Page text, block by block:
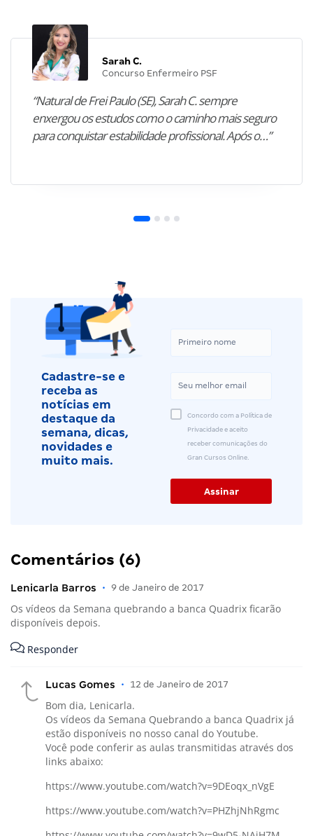
Sarah C.
Concurso Enfermeiro PSF
“Natural de Frei Paulo (SE), Sarah C. sempre
enxergou os estudos como o caminho mais seguro
para conquistar estabilidade profissional. Após o…”
Cadastre-se e
receba as
notícias em
destaque da
semana, dicas,
novidades e
muito mais.
Concordo com a Política de
Privacidade e aceito
receber comunicações do
Gran Cursos Online.
Comentários (6)
Lenicarla Barros • 9 de Janeiro de 2017
Os vídeos da Semana quebrando a banca Quadrix ficarão
disponíveis depois.
Responder
Lucas Gomes • 12 de Janeiro de 2017
Bom dia, Lenicarla.
Os vídeos da Semana Quebrando a banca Quadrix já
estão disponíveis no nosso canal do Youtube.
Você pode conferir as aulas transmitidas através dos
links abaixo:
https://www.youtube.com/watch?v=9DEoqx_nVgE
https://www.youtube.com/watch?v=PHZhjNhRgmc